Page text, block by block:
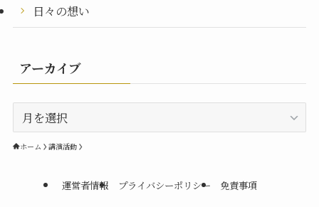
日々の想い
アーカイブ
ー
カホーム 講演活動
運営者情報 プライバシーポリシー 免責事項